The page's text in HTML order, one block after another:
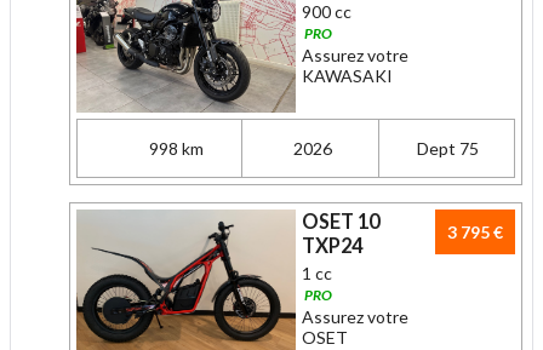
900 cc
PRO
Assurez votre
KAWASAKI
998 km 2026 Dept 75
3 795 €
OSET 10
TXP24
1 cc
PRO
Assurez votre
OSET